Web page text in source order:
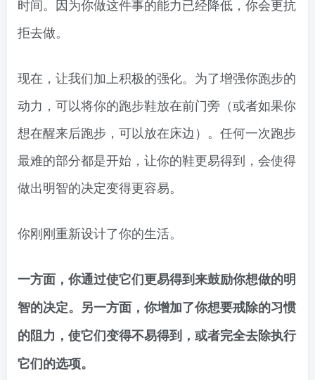
时间。因为你做这件事的能力已经降低，你会更抗
拒去做。
现在，让我们加上积极的强化。为了增强你跑步的
动力，可以将你的跑步鞋放在前门旁（或者如果你
想在醒来后跑步，可以放在床边）。任何一次跑步
最难的部分都是开始，让你的鞋更易得到，会使得
做出明智的决定变得更容易。
你刚刚重新设计了你的生活。
一方面，你通过使它们更易得到来鼓励你想做的明
智的决定。另一方面，你增加了你想要戒除的习惯
的阻力，使它们变得不易得到，或者完全去除执行
它们的选项。